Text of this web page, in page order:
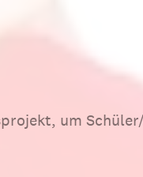
um